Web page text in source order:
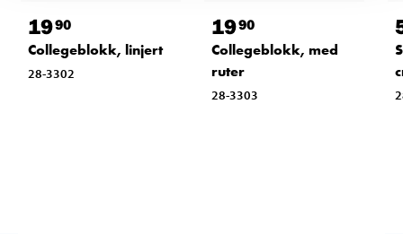
1990
Collegeblokk, linjert
28-3302
1990
Collegeblokk, med
ruter
28-3303